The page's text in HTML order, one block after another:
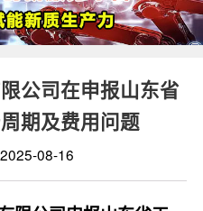
公司在申报山东省
期及费用问题
08-16